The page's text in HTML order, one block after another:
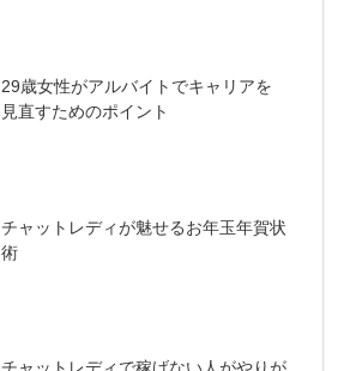
29歳女性がアルバイトでキャリアを
見直すためのポイント
チャットレディが魅せるお年玉年賀状
術